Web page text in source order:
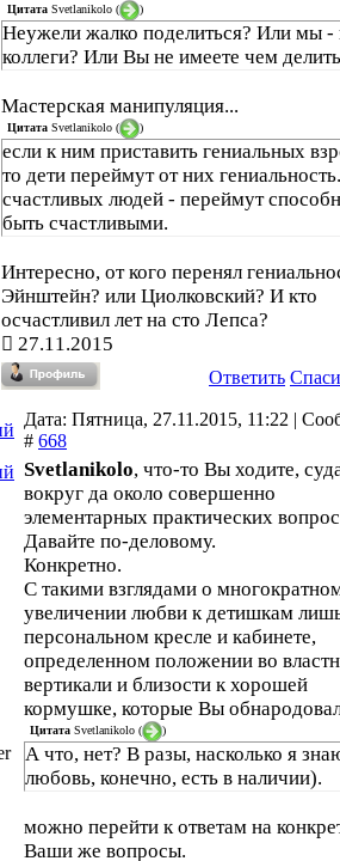
Цитата Svetlanikolo ( )
Неужели жалко поделиться? Или мы -
коллеги? Или Вы не имеете чем
Мастерская манипуляция...
Цитата Svetlanikolo ( )
если к ним приставить гениальных
то дети переймут от них
счастливых людей - переймут
быть счастливыми.
Интересно, от кого перенял
Эйнштейн? или Циолковский? И кто
осчастливил лет на сто Лепса?
27.11.2015
Ответить
Дата: Пятница, 27.11.2015, 11:22 |
# 668
Svetlanikolo, что-то Вы ходите,
вокруг да около совершенно
элементарных практических
Давайте по-деловому.
Конкретно.
С такими взглядами о
увеличении любви к детишкам
персональном кресле и кабинете,
определенном положении во
вертикали и близости к хорошей
кормушке, которые Вы
Цитата Svetlanikolo ( )
А что, нет? В разы, насколько я
любовь, конечно, есть в наличии).
можно перейти к ответам на
Ваши же вопросы.